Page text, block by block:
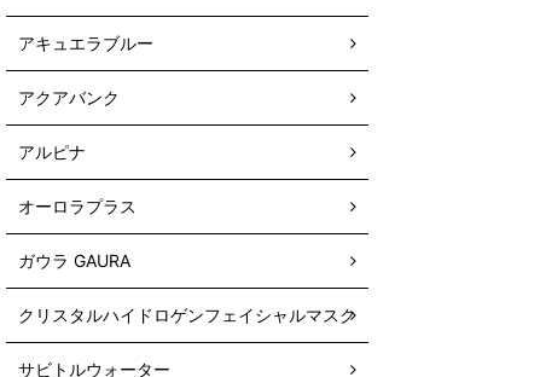
アキュエラブルー
アクアバンク
アルピナ
オーロラプラス
ガウラ GAURA
クリスタルハイドロゲンフェイシャルマスク
サビトルウォーター